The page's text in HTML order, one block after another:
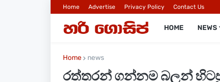
Home Advertise Privacy Policy Contact Us
HOME NEWS
Home news
රත්තරන් ගන්නම බලන් හිටපු